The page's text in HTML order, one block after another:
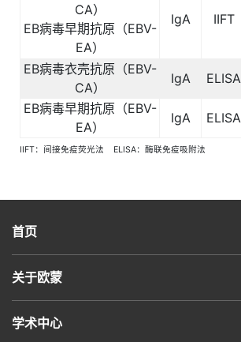
CA）
EB病毒早期抗原（EBV-
EA）
IgA IIFT
EB病毒衣壳抗原（EBV-
CA）
IgA
ELISA
EB病毒早期抗原（EBV-
EA）
IgA ELISA
IIFT：间接免疫荧光法 ELISA：酶联免疫吸附法
首页
关于欧蒙
学术中心